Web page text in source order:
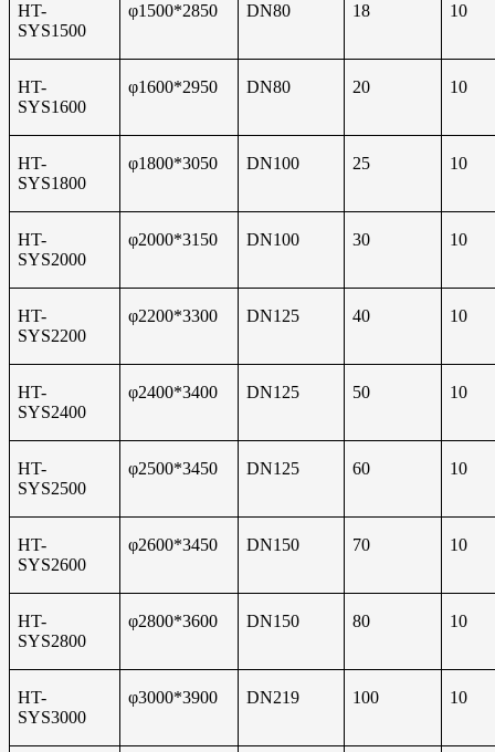
HT-
SYS1500
φ1500*2850 DN80 18 10
HT-
SYS1600
φ1600*2950 DN80 20 10
HT-
SYS1800
φ1800*3050 DN100 25 10
HT-
SYS2000
φ2000*3150 DN100 30 10
HT-
SYS2200
φ2200*3300 DN125 40 10
HT-
SYS2400
φ2400*3400 DN125 50 10
HT-
SYS2500
φ2500*3450 DN125 60 10
HT-
SYS2600
φ2600*3450 DN150 70 10
HT-
SYS2800
φ2800*3600 DN150 80 10
HT-
SYS3000
φ3000*3900 DN219 100 10